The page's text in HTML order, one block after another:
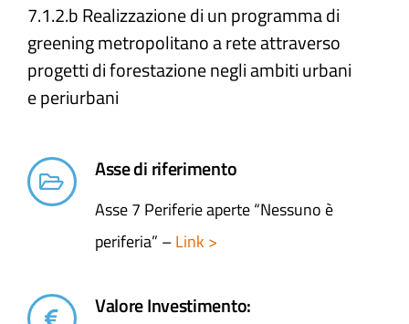
7.1.2.b Realizzazione di un programma di
greening metropolitano a rete attraverso
progetti di forestazione negli ambiti urbani
e periurbani​
Asse di riferimento
Asse 7 Periferie aperte “Nessuno è
periferia” –Link >
Valore Investimento: